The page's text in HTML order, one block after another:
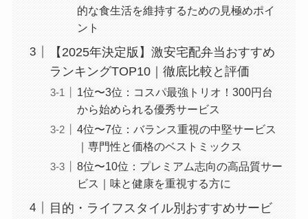
的な食生活を維持するための見極めポイ
ント
【2025年決定版】激安宅配弁当おすすめ
ランキングTOP10｜徹底比較と評価
1位〜3位：コスパ最強トリオ！300円台
から始められる優秀サービス
4位〜7位：バランス重視の中堅サービス
｜専門性と価格のベストミックス
8位〜10位：プレミアム志向の高品質サー
ビス｜味と健康を重視する方に
目的・ライフスタイル別おすすめサービ